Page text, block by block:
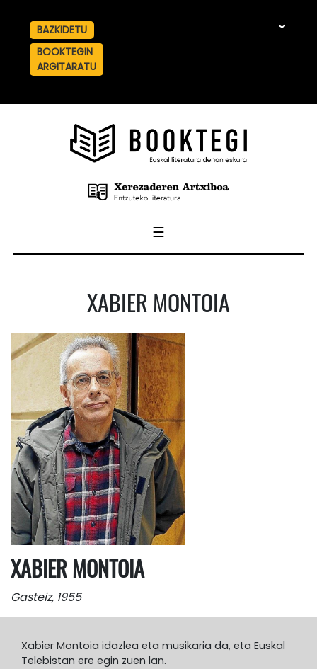
BAZKIDETU
BOOKTEGIN
ARGITARATU
☰
XABIER MONTOIA
XABIER MONTOIA
Gasteiz, 1955
Xabier Montoia idazlea eta musikaria da, eta Euskal
Telebistan ere egin zuen lan.